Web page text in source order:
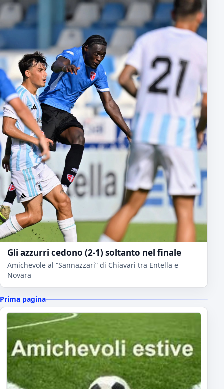
Gli azzurri cedono (2-1) soltanto nel finale
Amichevole al “Sannazzari” di Chiavari tra Entella e
Novara
Prima pagina